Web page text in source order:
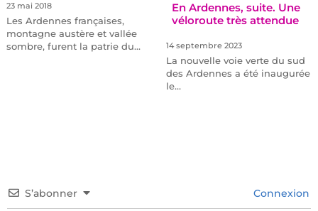
23 mai 2018
Les Ardennes françaises,
montagne austère et vallée
sombre, furent la patrie du…
En Ardennes, suite. Une
véloroute très attendue
14 septembre 2023
La nouvelle voie verte du sud
des Ardennes a été inaugurée
le…
S’abonner Connexion